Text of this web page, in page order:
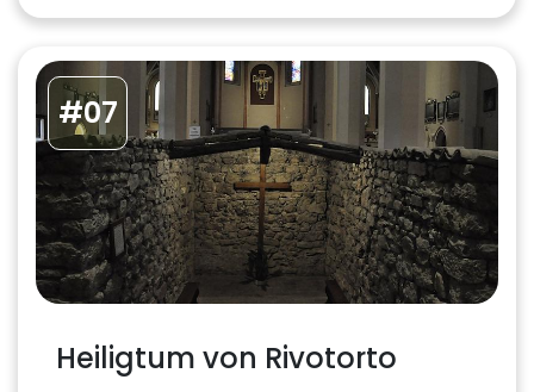
#07
Heiligtum von Rivotorto